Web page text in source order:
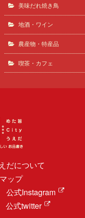
美味だれ焼き鳥
地酒・ワイン
農産物・特産品
喫茶・カフェ
だについて
ップ
公式Instagram
公式twitter